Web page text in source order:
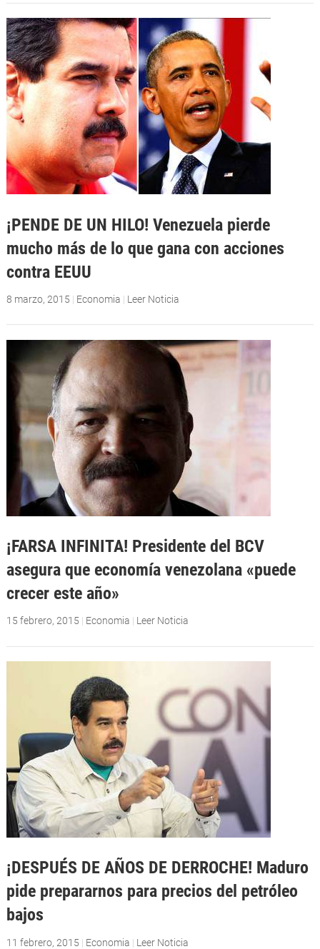
¡PENDE DE UN HILO! Venezuela pierde
mucho más de lo que gana con acciones
contra EEUU
8 marzo, 2015 | Economia | Leer Noticia
¡FARSA INFINITA! Presidente del BCV
asegura que economía venezolana «puede
crecer este año»
15 febrero, 2015 | Economia | Leer Noticia
¡DESPUÉS DE AÑOS DE DERROCHE! Maduro
pide prepararnos para precios del petróleo
bajos
11 febrero, 2015 | Economia | Leer Noticia